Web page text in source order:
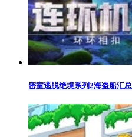
密室逃脱绝境系列2海盗船汇总